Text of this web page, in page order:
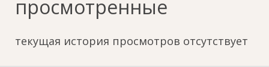
просмотренные
текущая история просмотров отсутствует